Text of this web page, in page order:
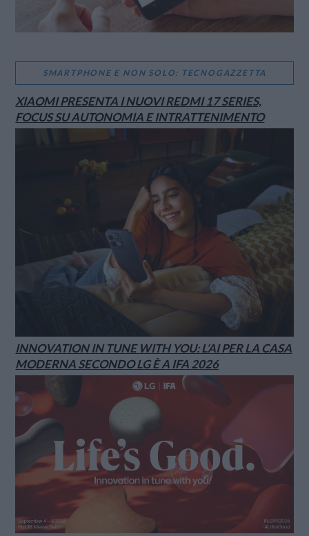
SMARTPHONE E NON SOLO: TECNOGAZZETTA
XIAOMI PRESENTA I NUOVI REDMI 17 SERIES,
FOCUS SU AUTONOMIA E INTRATTENIMENTO
INNOVATION IN TUNE WITH YOU: L’AI PER LA CASA
MODERNA SECONDO LG È A IFA 2026